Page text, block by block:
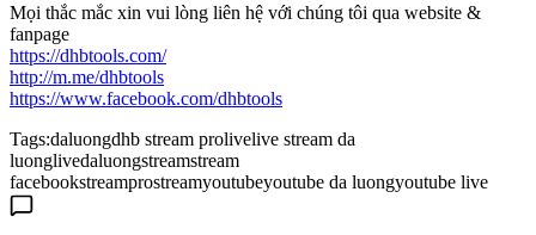
Mọi thắc mắc xin vui lòng liên hệ với chúng tôi qua website &
fanpage
https://dhbtools.com/
http://m.me/dhbtools
https://www.facebook.com/dhbtools
Tags:daluongdhb stream prolivelive stream da
luonglivedaluongstreamstream
facebookstreamprostreamyoutubeyoutube da luongyoutube live